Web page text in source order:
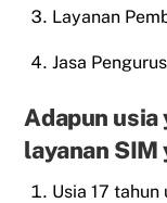
Layanan
Jasa
Adapun
layanan SIM
Usia 17 tahun